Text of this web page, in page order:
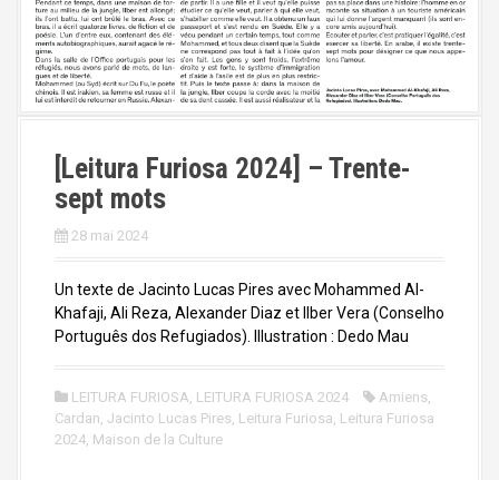
[Leitura Furiosa 2024] – Trente-
sept mots
28 mai 2024
Un texte de Jacinto Lucas Pires avec Mohammed Al-
Khafaji, Ali Reza, Alexander Diaz et Ilber Vera (Conselho
Português dos Refugiados). Illustration : Dedo Mau
LEITURA FURIOSA, LEITURA FURIOSA 2024 Amiens,
Cardan, Jacinto Lucas Pires, Leitura Furiosa, Leitura Furiosa
2024, Maison de la Culture